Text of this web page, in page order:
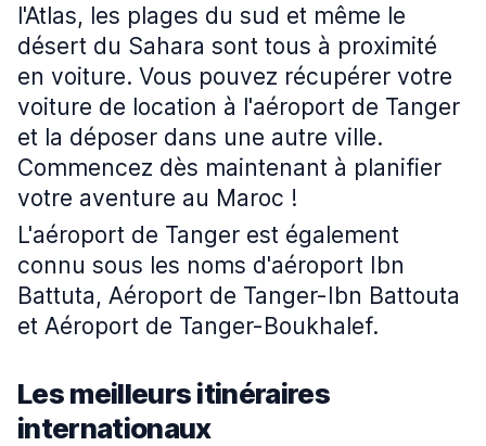
l'Atlas, les plages du sud et même le
désert du Sahara sont tous à proximité
en voiture. Vous pouvez récupérer votre
voiture de location à l'aéroport de Tanger
et la déposer dans une autre ville.
Commencez dès maintenant à planifier
votre aventure au Maroc !
L'aéroport de Tanger est également
connu sous les noms d'aéroport Ibn
Battuta, Aéroport de Tanger-Ibn Battouta
et Aéroport de Tanger-Boukhalef.
Les meilleurs itinéraires
internationaux